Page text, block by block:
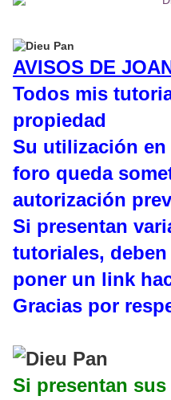
AVISOS DE
Todos mis
propiedad
Su utilización
foro queda
autorización
Si presentan
tutoriales,
poner un link
Gracias por
Si presentan